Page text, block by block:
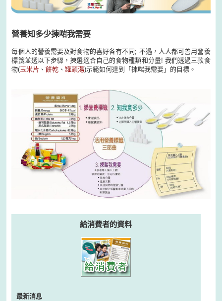
營養知多少揀啱我需要
每個人的營養需要及對食物的喜好各有不同; 不過，人人都可善用營養
標籤並透以下步驟，揀選適合自己的食物種類和分量! 我們透過三款食
物(玉米片 、餅乾 、罐頭湯)示範如何達到「揀啱我需要」的目標。
給消費者的資料
最新消息